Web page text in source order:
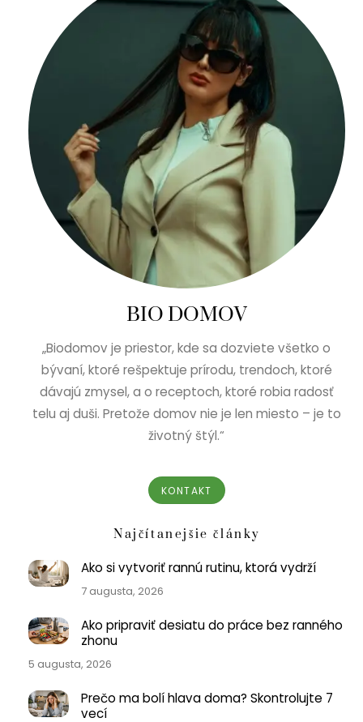
BIO DOMOV
„Biodomov je priestor, kde sa dozviete všetko o
bývaní, ktoré rešpektuje prírodu, trendoch, ktoré
dávajú zmysel, a o receptoch, ktoré robia radosť
telu aj duši. Pretože domov nie je len miesto – je to
životný štýl.“
KONTAKT
Najčítanejšie články
Ako si vytvoriť rannú rutinu, ktorá vydrží
7 augusta, 2026
Ako pripraviť desiatu do práce bez ranného
zhonu
5 augusta, 2026
Prečo ma bolí hlava doma? Skontrolujte 7
vecí